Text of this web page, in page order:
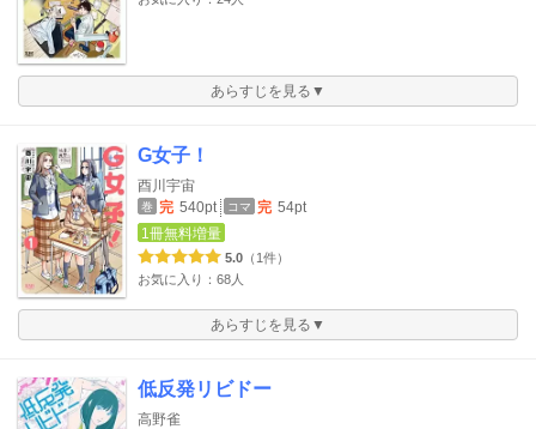
あらすじを見る▼
G女子！
酉川宇宙
巻 完 540pt コマ 完 54pt
1冊無料増量
5.0 （1件）
お気に入り：68人
あらすじを見る▼
低反発リビドー
高野雀